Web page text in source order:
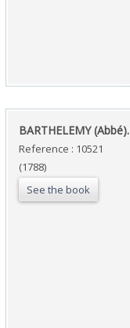
‎BARTHELEMY (Abbé).‎
Reference : 10521
(1788)
See the book